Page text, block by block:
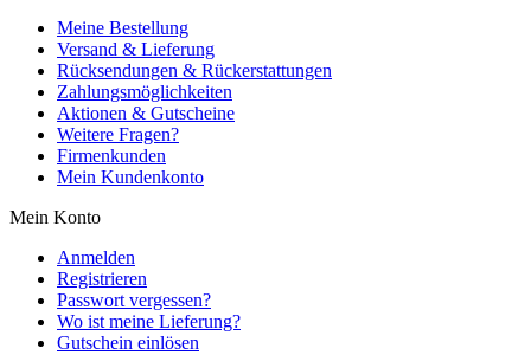
Meine Bestellung
Versand & Lieferung
Rücksendungen & Rückerstattungen
Zahlungsmöglichkeiten
Aktionen & Gutscheine
Weitere Fragen?
Firmenkunden
Mein Kundenkonto
Mein Konto
Anmelden
Registrieren
Passwort vergessen?
Wo ist meine Lieferung?
Gutschein einlösen